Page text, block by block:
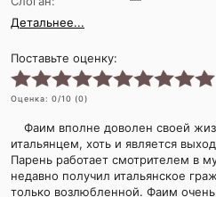
Детальнее...
Поставьте оценку:
Оценка: 0/10 (0)
Фаим вполне доволен своей
итальянцем, хоть и является
Парень работает смотрителем в
недавно получил итальянское
только возлюбленной. Фаим